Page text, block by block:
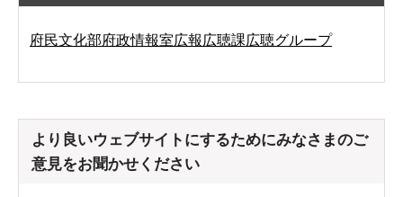
府民文化部府政情報室広報広聴課広聴グループ
より良いウェブサイトにするためにみなさまのご
意見をお聞かせください